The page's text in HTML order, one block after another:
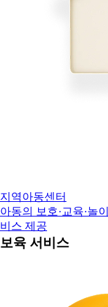
지역아동센터
아동의 보호·교육·놀
비스 제공
보육 서비스